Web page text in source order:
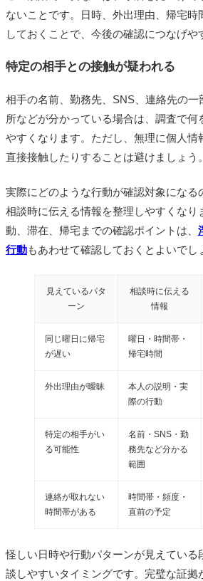
ないことです。日時、外出理由、帰宅時
しておくことで、今後の確認につなげや
特定の相手との接触が疑われる
相手の名前、勤務先、SNS、連絡先の
所などが分かっている場合は、調査で何
やすくなります。ただし、無理に個人情
直接接触したりすることは避けましょう。
実際にどのような行動が確認対象になる
相談時に伝える情報を整理しやすくなり
動、滞在、帰宅までの確認ポイントは、
行動もあわせて確認しておくとよいでし
見えているパタ
ーン
相談時に伝える
情報
同じ曜日に帰宅
が遅い
曜日・時間帯・
帰宅時間
外出理由が曖昧
本人の説明・実
際の行動
特定の相手がい
る可能性
名前・SNS・勤
務先など分かる
範囲
連絡が取れない
時間帯がある
時間帯・頻度・
直前の予定
怪しい日時や行動パターンが見えている
談しやすいタイミングです。完璧な証拠